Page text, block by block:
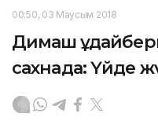
00:50, 03 Маусым 2018
Димаш
сахнада: Үйде